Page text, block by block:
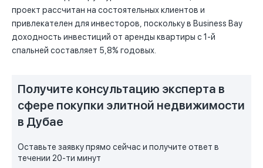
проект рассчитан на состоятельных клиентов и
привлекателен для инвесторов, поскольку в Business Bay
доходность инвестиций от аренды квартиры с 1-й
спальней составляет 5,8% годовых.
Получите консультацию эксперта в
сфере покупки элитной недвижимости
в Дубае
Оставьте заявку прямо сейчас и получите ответ в
течении 20-ти минут